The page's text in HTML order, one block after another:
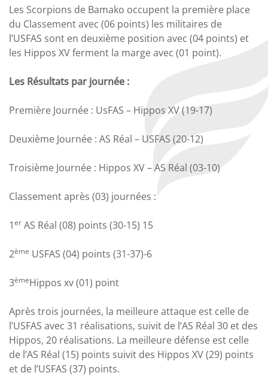
Les Scorpions de Bamako occupent la première place
du Classement avec (06 points) les militaires de
l’USFAS sont en deuxième position avec (04 points) et
les Hippos XV ferment la marge avec (01 point).
Les Résultats par journée :
Première Journée : UsFAS – Hippos XV (19-17)
Deuxième Journée : AS Réal – USFAS (20-12)
Troisième Journée : Hippos XV – AS Réal (03-10)
Classement après (03) journées :
1er AS Réal (08) points (30-15) 15
2ème USFAS (04) points (31-37)-6
3èmeHippos xv (01) point
Après trois journées, la meilleure attaque est celle de
l’USFAS avec 31 réalisations, suivit de l’AS Réal 30 et des
Hippos, 20 réalisations. La meilleure défense est celle
de l’AS Réal (15) points suivit des Hippos XV (29) points
et de l’USFAS (37) points.